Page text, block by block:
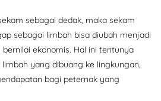
sebagai dedak, maka sekam
sebagai limbah bisa diubah menjadi
ekonomis. Hal ini tentunya
yang dibuang ke lingkungan,
bagi peternak yang